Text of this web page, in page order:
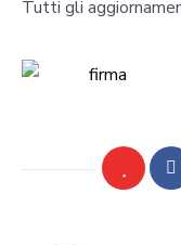
Tutti gli